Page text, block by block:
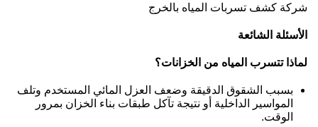
شركة كشف تسربات المياه بالخرج
الأسئلة الشائعة
لماذا تتسرب المياه من الخزانات؟
بسبب الشقوق الدقيقة وضعف العزل المائي المستخدم وتلف
المواسير الداخلية أو نتيجة تآكل طبقات بناء الخزان بمرور
الوقت.